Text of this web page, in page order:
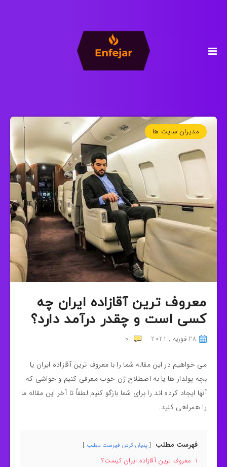
مدیران سایت ها
معروف ترین آقازاده ایران چه
کسی است و چقدر درآمد دارد؟
28 فوریه , 2021 0
می خواهیم در این مقاله شما را با معروف ترین آقازاده ایران یا
بچه پولدار ها یا به اصطلاح ژن خوب معرفی کنیم و حواشی که
آنها ایجاد کرده اند را برای شما بازگو کنیم لطفاً تا آخر این مقاله ما
را همراهی کنید.
فهرست مطلب پنهان کردن فهرست مطلب
1 معروف ترین آقازاده ایران کیست؟